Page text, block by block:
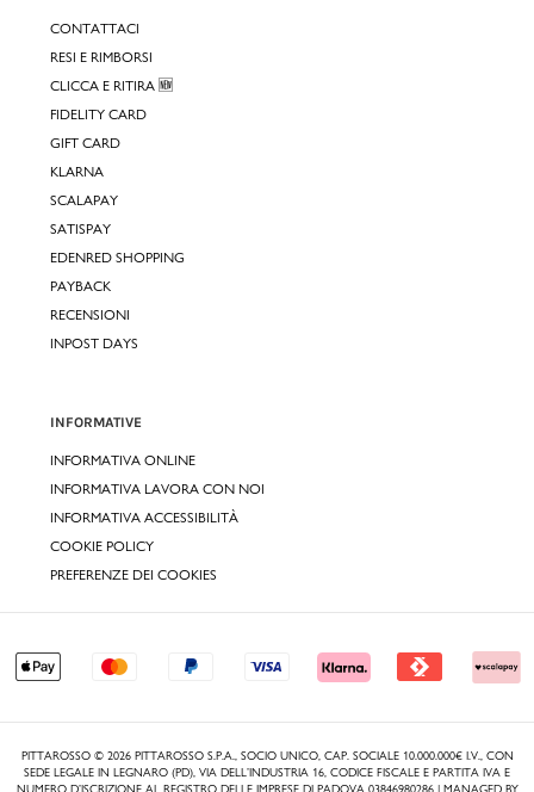
CONTATTACI
RESI E RIMBORSI
CLICCA E RITIRA 🆕
FIDELITY CARD
GIFT CARD
KLARNA
SCALAPAY
SATISPAY
EDENRED SHOPPING
PAYBACK
RECENSIONI
INPOST DAYS
INFORMATIVE
INFORMATIVA ONLINE
INFORMATIVA LAVORA CON NOI
INFORMATIVA ACCESSIBILITÀ
COOKIE POLICY
PREFERENZE DEI COOKIES
PITTAROSSO © 2026 PITTAROSSO S.P.A., SOCIO UNICO, CAP. SOCIALE 10.000.000€ I.V., CON
SEDE LEGALE IN LEGNARO (PD), VIA DELL’INDUSTRIA 16, CODICE FISCALE E PARTITA IVA E
NUMERO D’ISCRIZIONE AL REGISTRO DELLE IMPRESE DI PADOVA 03846980286 | MANAGED BY